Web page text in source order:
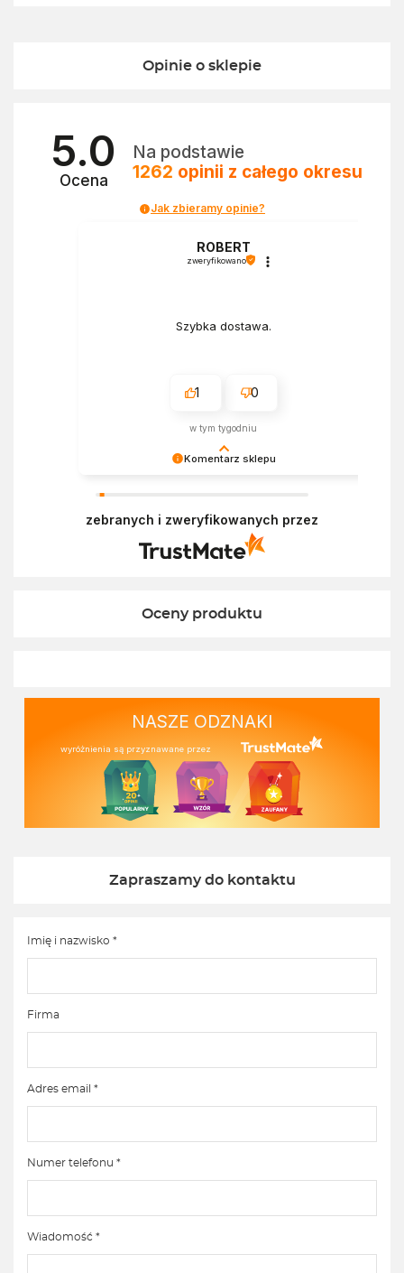
Opinie o sklepie
5.0
Ocena
Na podstawie
1262 opinii z całego okresu
Jak zbieramy opinie?
Komentarz sklepu
wszystkich osób zaopatrujących się w
Ekofabryce. Mamy nadzieję, że do nas wrócisz :)
Pozdrawiamy
ROBERT
zweryfikowano
Szybka dostawa.
1 0
w tym tygodniu
zebranych i zweryfikowanych przez
Oceny produktu
NASZE ODZNAKI
wyróżnienia są przyznawane przez
Zapraszamy do kontaktu
Imię i nazwisko *
Firma
Adres email *
Numer telefonu *
Wiadomość *